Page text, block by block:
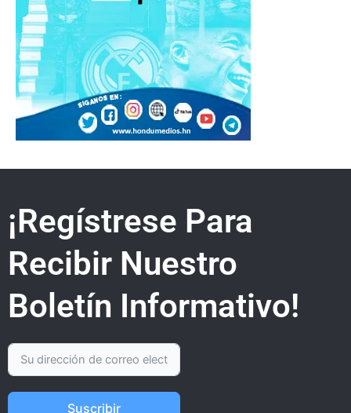
¡Regístrese Para
Recibir Nuestro
Boletín Informativo!
Suscribir